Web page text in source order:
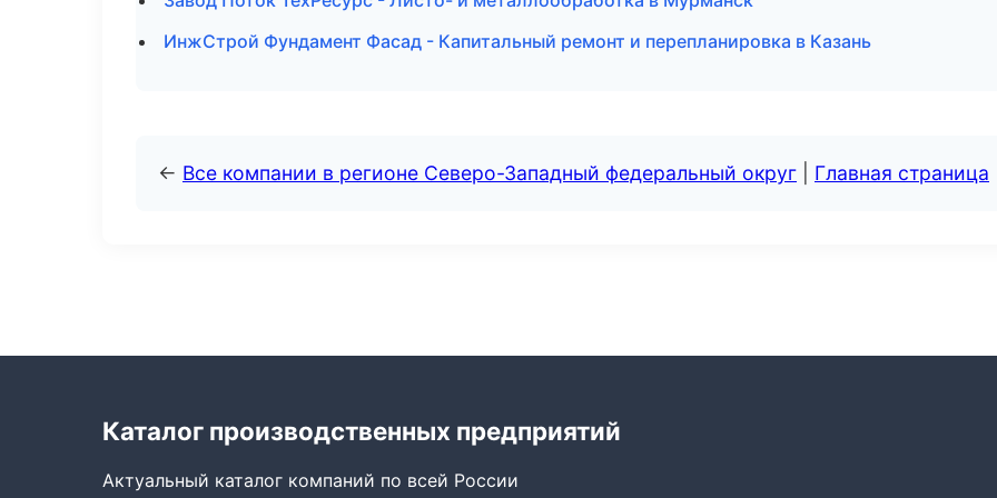
ИнжСтрой Фундамент Фасад - Капитальный ремонт и перепланировка в Казань
← Все компании в регионе Северо-Западный федеральный округ Главная страница
Каталог производственных предприятий
Актуальный каталог компаний по всей России